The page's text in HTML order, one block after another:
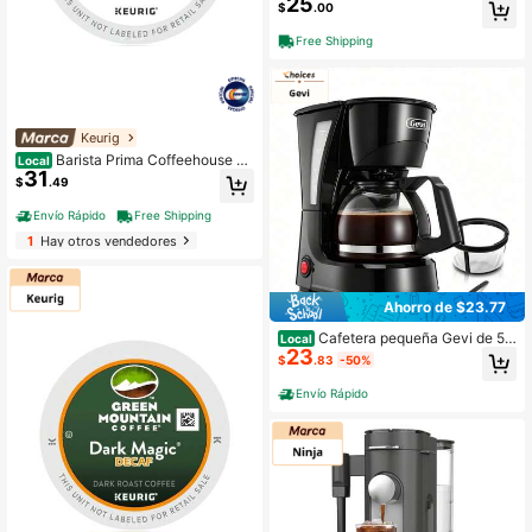
Keurig
Local Barista Prima Coffeehouse C
afé de Colombia, Cápsulas para caf
etera Keurig, Tueste medio oscuro,
Caja de 24 unidades
$31.49
Envío Rápido Free Shipping
1Hay otros vendedores
$ .00
Free Shipping
Ahorro de $23.77
Local Cafetera pequeña Gevi de 5 t
azas, cafetera compacta con filtro,
placa calefactora y cafetera, nueva
$23.83 -50%
Envío Rápido